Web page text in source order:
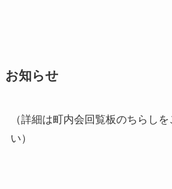
お知らせ
（詳細は町内会回覧板のちらしを
い